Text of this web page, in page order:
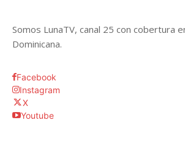
Somos LunaTV, canal 25 con cobertura
Dominicana.
Facebook
Instagram
X
Youtube